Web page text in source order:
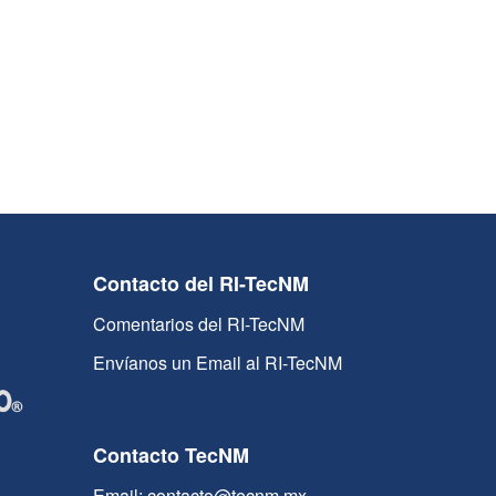
Contacto del RI-TecNM
Comentarios del RI-TecNM
Envíanos un Email al RI-TecNM
Contacto TecNM